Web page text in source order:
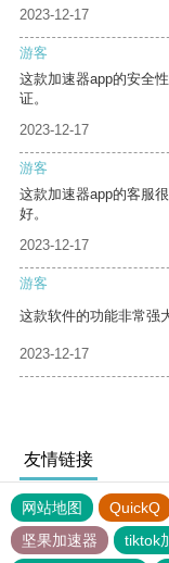
2023-12-17
游客
这款加速器app的安全
证。
2023-12-17
游客
这款加速器app的客服
好。
2023-12-17
游客
这款软件的功能非常强
2023-12-17
友情链接
网站地图 QuickQ
坚果加速器
tiktok